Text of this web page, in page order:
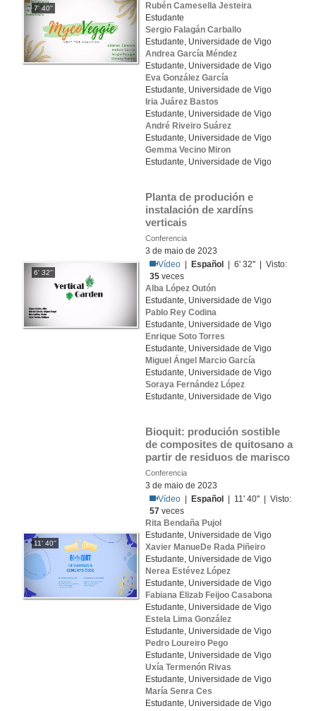
7' 40''
Rubén Camesella Jesteira
Estudante
Sergio Falagán Carballo
Estudante, Universidade de Vigo
Andrea García Méndez
Estudante, Universidade de Vigo
Eva González García
Estudante, Universidade de Vigo
Iria Juárez Bastos
Estudante, Universidade de Vigo
André Riveiro Suárez
Estudante, Universidade de Vigo
Gemma Vecino Miron
Estudante, Universidade de Vigo
6' 32''
Planta de produción e
instalación de xardíns
verticais
Conferencia
3 de maio de 2023
Vídeo
Español
| 6' 32'' | Visto:
35 veces
Alba López Outón
Estudante, Universidade de Vigo
Pablo Rey Codina
Estudante, Universidade de Vigo
Enrique Soto Torres
Estudante, Universidade de Vigo
Miguel Ángel Marcio García
Estudante, Universidade de Vigo
Soraya Fernández López
Estudante, Universidade de Vigo
11' 40''
Bioquit: produción sostible
de composites de quitosano a
partir de residuos de marisco
Conferencia
3 de maio de 2023
Vídeo
Español
| 11' 40'' | Visto:
57 veces
Rita Bendaña Pujol
Estudante, Universidade de Vigo
Xavier ManueDe Rada Piñeiro
Estudante, Universidade de Vigo
Nerea Estévez López
Estudante, Universidade de Vigo
Fabiana Elizab Feijoo Casabona
Estudante, Universidade de Vigo
Estela Lima González
Estudante, Universidade de Vigo
Pedro Loureiro Pego
Estudante, Universidade de Vigo
Uxía Termenón Rivas
Estudante, Universidade de Vigo
María Senra Ces
Estudante, Universidade de Vigo